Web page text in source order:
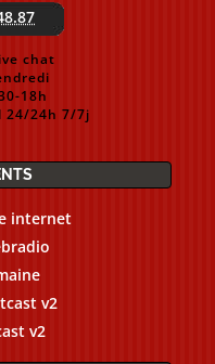
chat
18h
24/24h 7/7j
internet
v2
v2